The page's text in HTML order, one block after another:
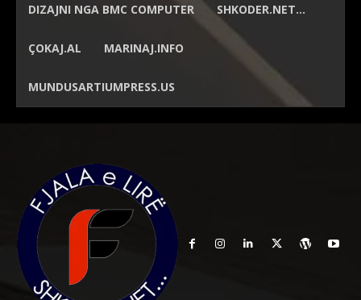
DIZAJNI NGA BMC COMPUTER SHKODER.NET…
ÇOKAJ.AL MARINAJ.INFO
MUNDUSARTIUMPRESS.US